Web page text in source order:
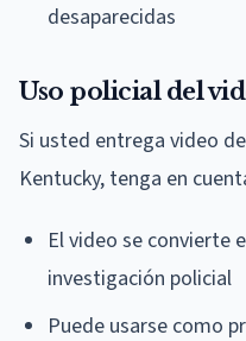
desaparecidas
Uso policial del
Si usted entrega video
Kentucky, tenga en
El video se convierte
investigación policial
Puede usarse como